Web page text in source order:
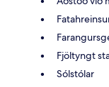
Fjöltyngt
Sólstólar